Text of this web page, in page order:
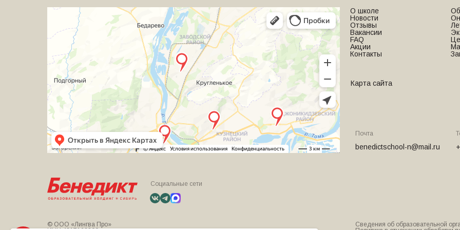
О школе
Новости
Отзывы
Вакансии
FAQ
Акции
Контакты
Карта сайта
Социальные сети
Сведения об образовательной
© ООО «Лингва Про»
Почта
benedictschool-n@mail.ru